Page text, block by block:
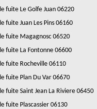
fuite Le Golfe Juan 06220
fuite Juan Les Pins 06160
fuite Magagnosc 06520
fuite La Fontonne 06600
fuite Rocheville 06110
fuite Plan Du Var 06670
fuite Saint Jean La Riviere 06450
fuite Plascassier 06130